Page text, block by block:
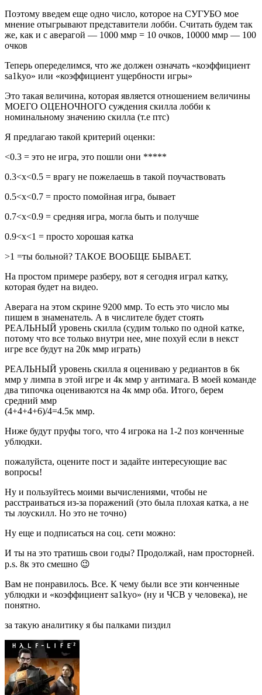
Поэтому введем еще одно число, которое на СУГУБО мое
мнение отыгрывают представители лобби. Считать будем так
же, как и с аверагой — 1000 ммр = 10 очков, 10000 ммр — 100
очков
Теперь опеределимся, что же должен означать «коэффициент
sa1kyo» или «коэффициент ущербности игры»
Это такая величина, которая является отношением величины
МОЕГО ОЦЕНОЧНОГО суждения скилла лобби к
номинальному значению скилла (т.е птс)
Я предлагаю такой критерий оценки:
<0.3 = это не игра, это пошли они *****
0.3<x<0.5 = врагу не пожелаешь в такой поучаствовать
0.5<x<0.7 = просто помойная игра, бывает
0.7<x<0.9 = средняя игра, могла быть и получше
0.9<x<1 = просто хорошая катка
>1 =ты больной? ТАКОЕ ВООБЩЕ БЫВАЕТ.
На простом примере разберу, вот я сегодня играл катку,
которая будет на видео.
Аверага на этом скрине 9200 ммр. То есть это число мы
пишем в знаменатель. А в числителе будет стоять
РЕАЛЬНЫЙ уровень скилла (судим только по одной катке,
потому что все только внутри нее, мне похуй если в некст
игре все будут на 20к ммр играть)
РЕАЛЬНЫЙ уровень скилла я оцениваю у редиантов в 6к
ммр у лимпа в этой игре и 4к ммр у антимага. В моей команде
два типочка оцениваются на 4к ммр оба. Итого, берем
средний ммр
(4+4+4+6)/4=4.5к ммр.
Ниже будут пруфы того, что 4 игрока на 1-2 поз конченные
ублюдки.
пожалуйста, оцените пост и задайте интересующие вас
вопросы!
Ну и пользуйтесь моими вычислениями, чтобы не
расстраиваться из-за поражений (это была плохая катка, а не
ты лоускилл. Но это не точно)
Ну еще и подписаться на соц. сети можно:
И ты на это тратишь свои годы? Продолжай, нам просторней.
p.s. 8к это смешно 😉
Вам не понравилось. Все. К чему были все эти конченные
ублюдки и «коэффициент sa1kyo» (ну и ЧСВ у человека), не
понятно.
за такую аналитику я бы палками пиздил